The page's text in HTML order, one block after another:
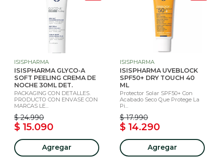
ISISPHARMA
ISISPHARMA GLYCO-A
SOFT PEELING CREMA DE
NOCHE 30ML DET.
PACKAGING CON DETALLES.
PRODUCTO CON ENVASE CON
MARCAS LE...
$ 24.990
$ 15.090
Agregar
ISISPHARMA
ISISPHARMA UVEBLOCK
SPF50+ DRY TOUCH 40
ML
Protector Solar SPF50+ Con
Acabado Seco Que Protege La
Pi...
$ 17.990
$ 14.290
Agregar